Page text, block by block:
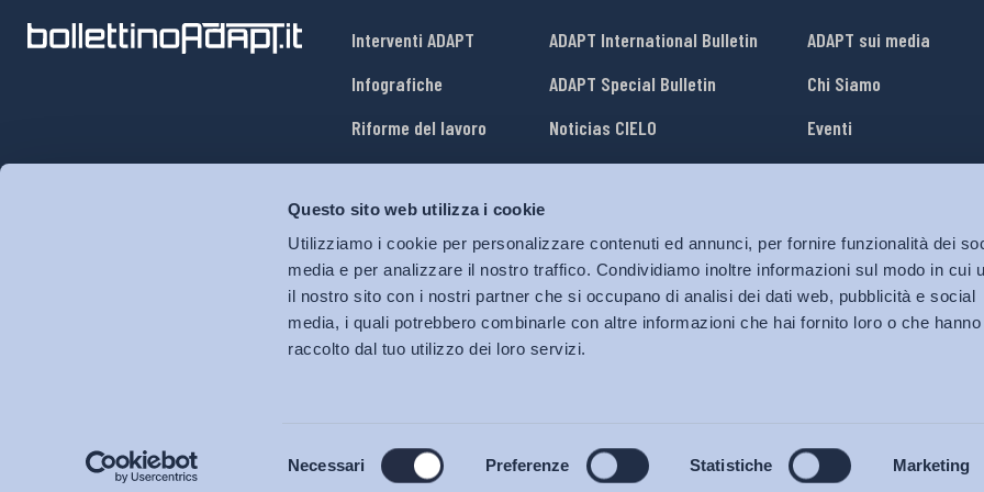
Questo sito web utilizza i cookie
Utilizziamo i cookie per personalizzare contenuti ed annunci, per fornire funzionalità dei
media e per analizzare il nostro traffico. Condividiamo inoltre informazioni sul modo in cui
il nostro sito con i nostri partner che si occupano di analisi dei dati web, pubblicità e social
media, i quali potrebbero combinarle con altre informazioni che hai fornito loro o che hanno
raccolto dal tuo utilizzo dei loro servizi.
Necessari Preferenze Statistiche Marketing
Interventi ADAPT
Infografiche
Riforme del lavoro
Mercato del lavoro
Relazioni industriali
Salute e sicurezza
Welfare
ADAPT International Bulletin
ADAPT Special Bulletin
Noticias CIELO
ADAPT sui media
Chi Siamo
Eventi
Lavora con Noi
© 2026 Bollettino Adapt. Privacy policy